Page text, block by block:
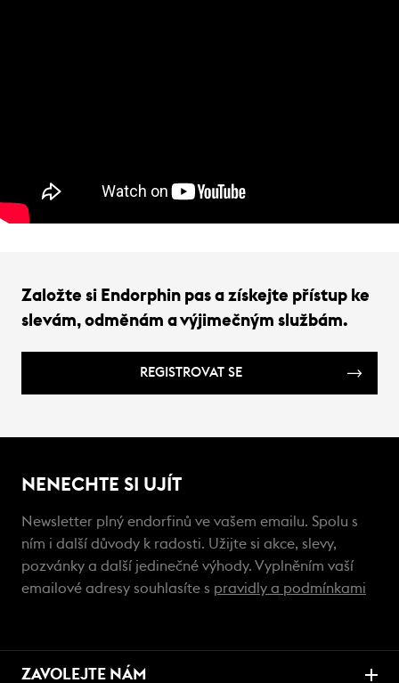
Založte si Endorphin pas a získejte přístup ke
slevám, odměnám a výjimečným službám.
REGISTROVAT SE
NENECHTE SI UJÍT
Newsletter plný endorfinů ve vašem emailu. Spolu s
ním i další důvody k radosti. Užijte si akce, slevy,
pozvánky a další jedinečné výhody. Vyplněním vaší
emailové adresy souhlasíte s pravidly a podmínkami
ZAVOLEJTE NÁM